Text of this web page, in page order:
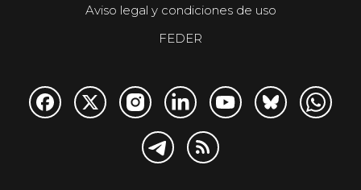
Aviso legal y condiciones de uso
FEDER